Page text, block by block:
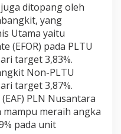
ditopang oleh
yang
Utama yaitu
(EFOR) pada PLTU
target 3,83%.
Non-PLTU
target 3,87%.
PLN Nusantara
mampu meraih angka
pada unit